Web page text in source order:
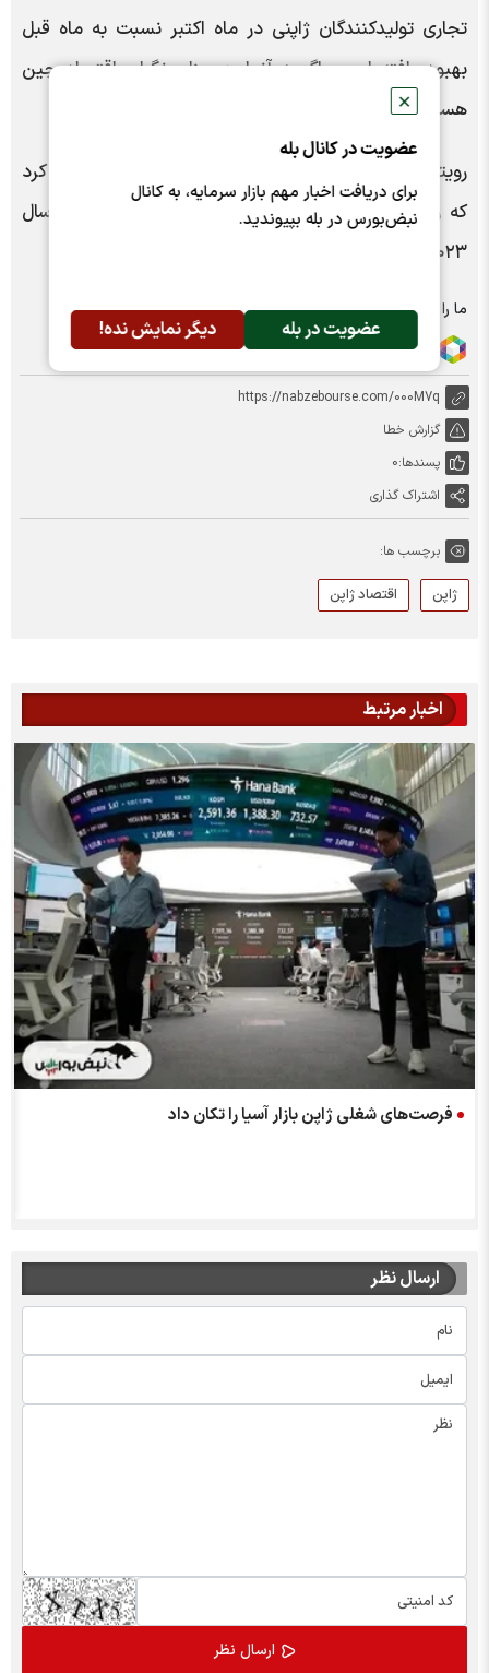
✕
عضویت در کانال بله
برای دریافت اخبار مهم بازار سرمایه، به کانال
نبض‌بورس در بله بپیوندید.
عضویت در بله دیگر نمایش نده!
تجاری تولیدکنندگان ژاپنی در ماه اکتبر نسبت به ماه قبل
بهبود یافته است، اگرچه آنها همچنان نگران اقتصاد چین
هستند.
رویترز گزارش کرد که صندوق بین‌المللی پول پیش‌بینی کرد
که رشد اقتصادی ژاپن در سال جاری از ۱.۷ درصد در سال
۲۰۲۳ به ۰.۳ درصد کاهش یابد. | خبرگزاری ایسنا
ما را در شبکه های اجتماعی دنبال کنید :
https://nabzebourse.com/000M7q
گزارش خطا
پسندها:0
اشتراک گذاری
برچسب ها:
ژاپن اقتصاد ژاپن
اخبار مرتبط
فرصت‌های شغلی ژاپن بازار آسیا را تکان داد
ارسال نظر